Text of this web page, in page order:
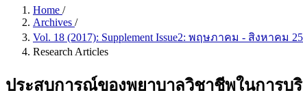
Home /
Archives /
Vol. 18 (2017): Supplement Issue2: พฤษภาคม - สิงหาคม
Research Articles
ประสบการณ์ของพยาบาลวิชาชีพในการบ